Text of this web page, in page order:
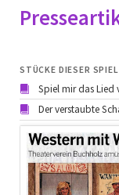
STÜCKE DIESER
Spiel mir das
Der verstaubte